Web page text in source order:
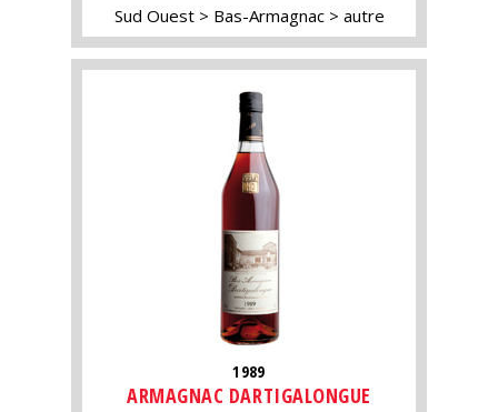
Sud Ouest Bas-Armagnac autre
1989
ARMAGNAC DARTIGALONGUE